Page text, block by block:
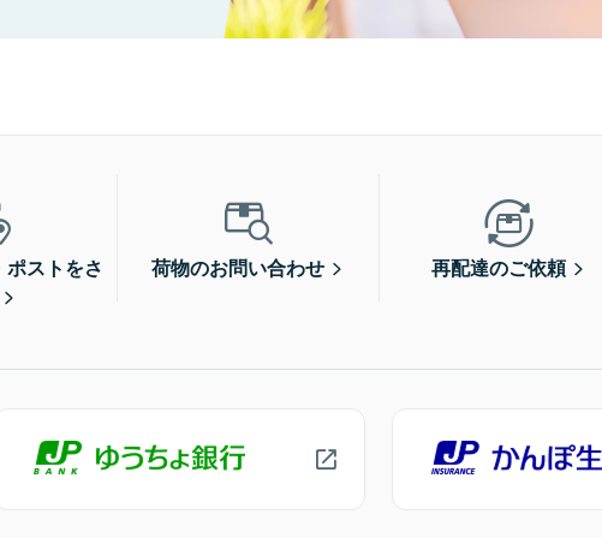
ストをさ
荷物のお問い合わせ 再配達のご依頼